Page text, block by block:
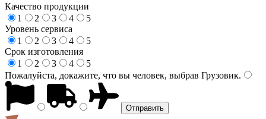
Качество продукции
1
2 3 4
5
Уровень сервиса
1
2 3 4
5
Срок изготовления
1
2 3 4
5
Пожалуйста, докажите, что вы человек, выбрав Грузовик.